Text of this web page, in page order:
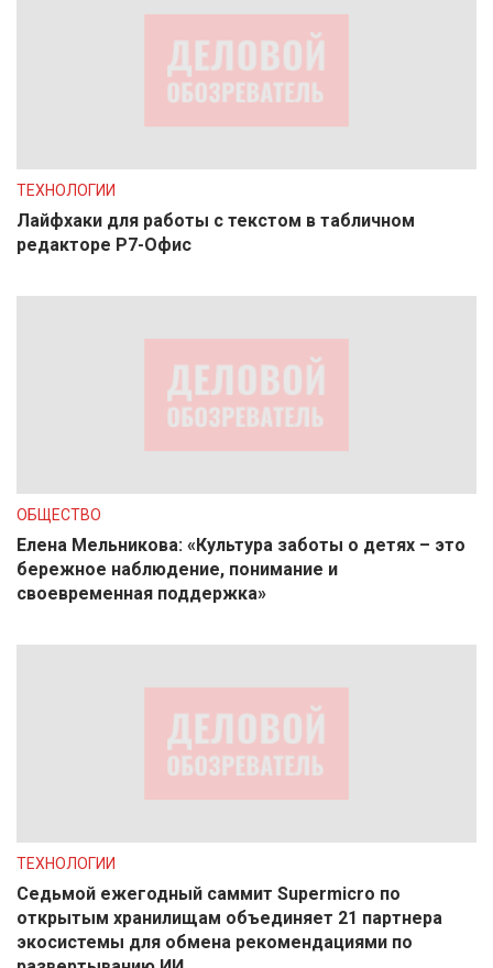
ТЕХНОЛОГИИ
Лайфхаки для работы с текстом в табличном
редакторе Р7-Офис
ОБЩЕСТВО
Елена Мельникова: «Культура заботы о детях – это
бережное наблюдение, понимание и
своевременная поддержка»
ТЕХНОЛОГИИ
Седьмой ежегодный саммит Supermicro по
открытым хранилищам объединяет 21 партнера
экосистемы для обмена рекомендациями по